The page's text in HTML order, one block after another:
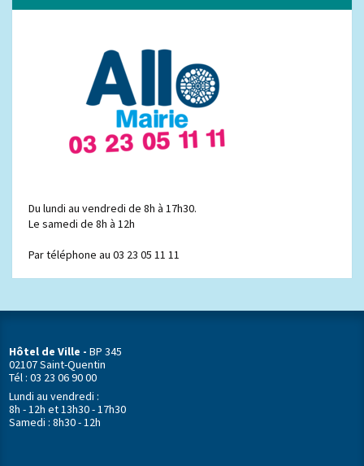
Du lundi au vendredi de 8h à 17h30.
Le samedi de 8h à 12h
Par téléphone au 03 23 05 11 11
Hôtel de Ville - BP 345
02107 Saint-Quentin
Tél : 03 23 06 90 00
Lundi au vendredi :
8h - 12h et 13h30 - 17h30
Samedi : 8h30 - 12h